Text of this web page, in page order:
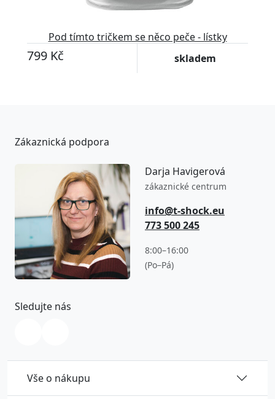
Pod tímto tričkem se něco peče - lístky
799 Kč skladem
Vše o nákupu
Zákaznická podpora
Darja Havigerová
zákaznické centrum
info@t-shock.eu
773 500 245
8:00–16:00
(Po–Pá)
Sledujte nás